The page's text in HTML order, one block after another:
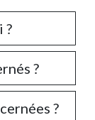
?
?
?